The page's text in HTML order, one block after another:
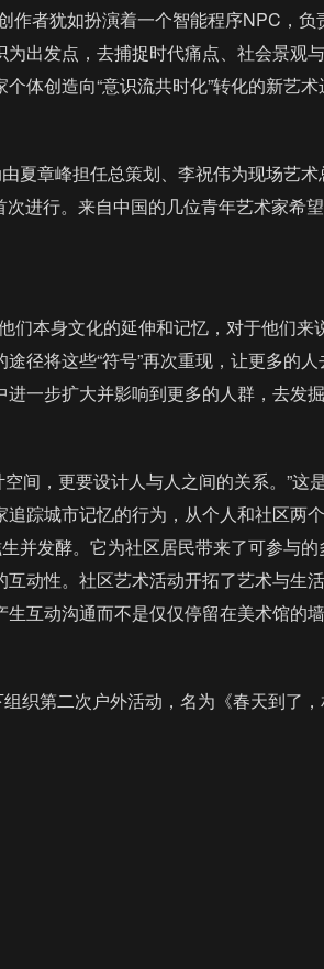
者犹如扮演着一个智能程序NPC，
出发点，去捕捉时代痛点、社会景观
体创造向“意识流共时化”转化的新艺术
夏章峰担任总策划、李祝伟为现场艺
进行。来自中国的几位青年艺术家
本身文化的延伸和记忆，对于他们
径将这些“符号”再次重现，让更多的
步扩大并影响到更多的人群，去发
，更要设计人与人之间的关系。”这
踪城市记忆的行为，从个人和社区
并发酵。它为社区居民带来了可参与
动性。社区艺术活动开拓了艺术与
动沟通而不是仅仅停留在美术馆的墙
第二次户外活动，名为《春天到了